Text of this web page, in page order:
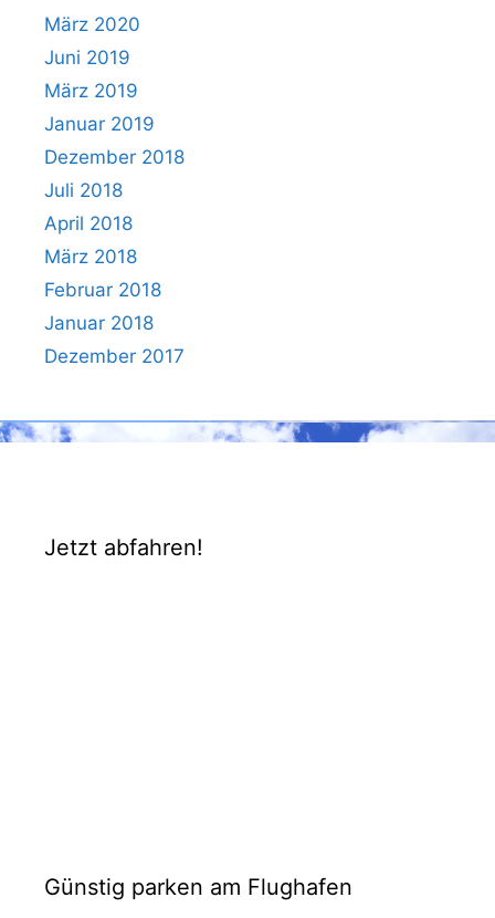
März 2020
Juni 2019
März 2019
Januar 2019
Dezember 2018
Juli 2018
April 2018
März 2018
Februar 2018
Januar 2018
Dezember 2017
Jetzt abfahren!
Günstig parken am Flughafen